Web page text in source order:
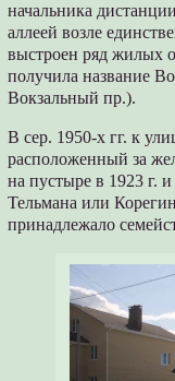
начальника
аллеей возле
выстроен ряд жилых
получила название
Вокзальный пр.).
В сер. 1950-х гг. к
расположенный за
на пустыре в 1923 г.
Тельмана или
принадлежало